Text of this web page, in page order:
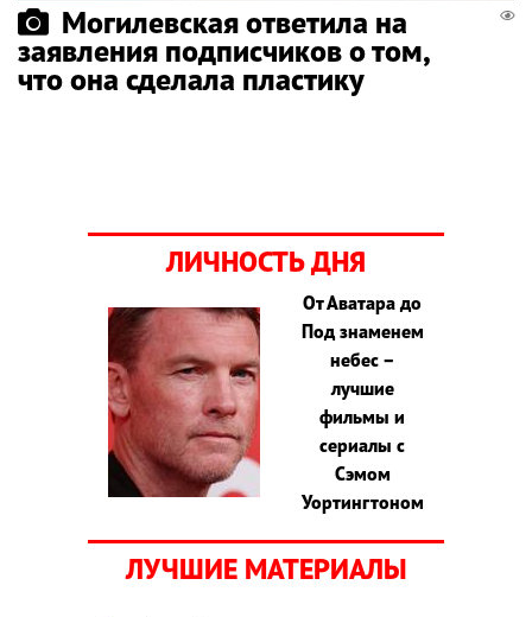
Могилевская ответила на
заявления подписчиков о том,
что она сделала пластику
ЛИЧНОСТЬ ДНЯ
От Аватара до
Под знаменем
небес –
лучшие
фильмы и
сериалы с
Сэмом
Уортингтоном
ЛУЧШИЕ МАТЕРИАЛЫ